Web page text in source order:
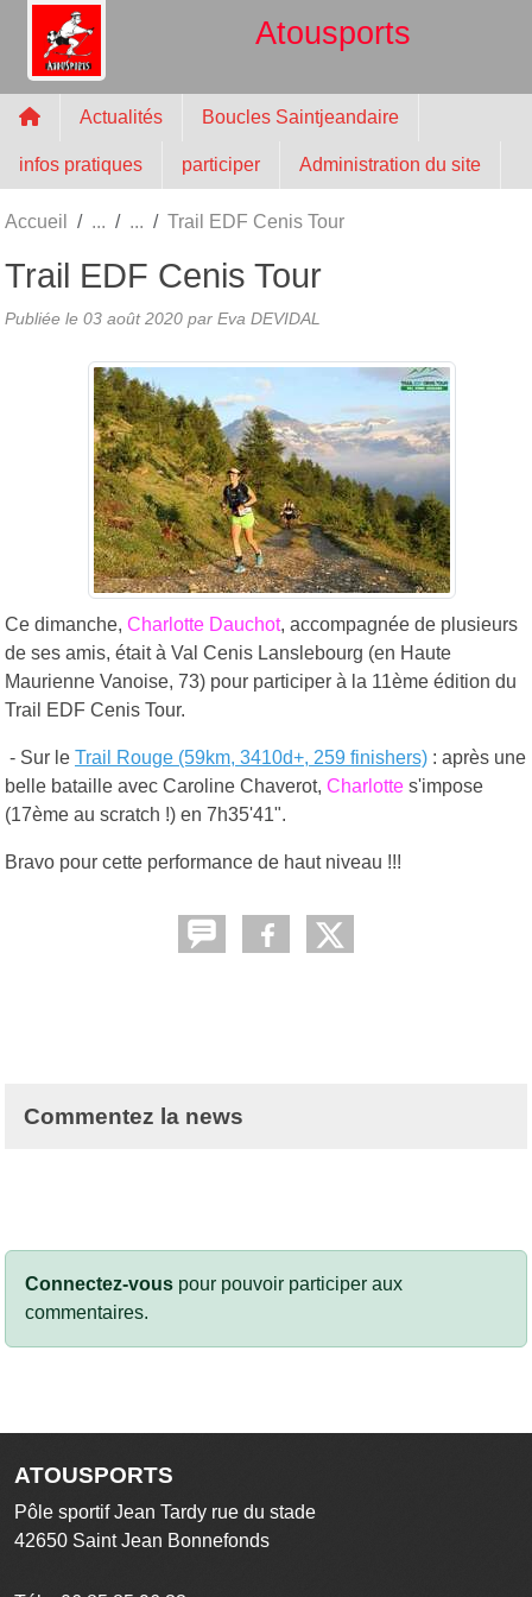
Atousports
Actualités Boucles Saintjeandaire
infos pratiques participer Administration du site
Accueil Trail EDF Cenis Tour
Trail EDF Cenis Tour
Publiée le 03 août 2020 par Eva DEVIDAL
Ce dimanche, Charlotte Dauchot, accompagnée de plusieurs
de ses amis, était à Val Cenis Lanslebourg (en Haute
Maurienne Vanoise, 73) pour participer à la 11ème édition du
Trail EDF Cenis Tour.
- Sur le Trail Rouge (59km, 3410d+, 259 finishers) : après une
belle bataille avec Caroline Chaverot, Charlotte s'impose
(17ème au scratch !) en 7h35'41".
Bravo pour cette performance de haut niveau !!!
Commentez la news
Connectez-vous pour pouvoir participer aux
commentaires.
ATOUSPORTS
Pôle sportif Jean Tardy rue du stade
42650 Saint Jean Bonnefonds
Panneau de gestion des cookies